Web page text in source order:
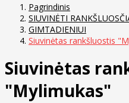
Pagrindinis
SIUVINĖTI
GIMTADIENIUI
Siuvinėtas rankšluostis
Siuvinėtas
"Mylimukas"